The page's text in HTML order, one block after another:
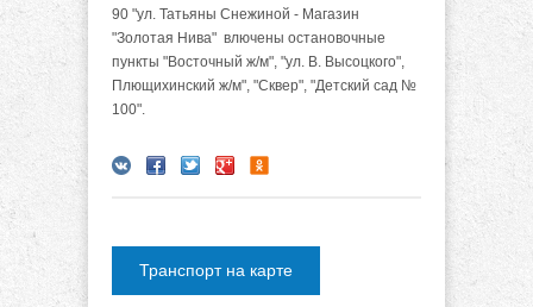
90 "ул. Татьяны Снежиной - Магазин
"Золотая Нива" влючены остановочные
пункты "Восточный ж/м", "ул. В. Высоцкого",
Плющихинский ж/м", "Сквер", "Детский сад №
100".
Транспорт на карте